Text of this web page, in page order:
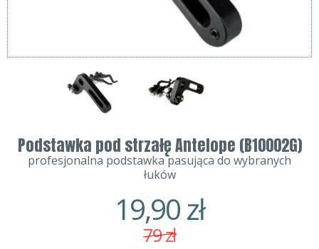
Podstawka pod strzałę Antelope (B10002G)
profesjonalna podstawka pasująca do wybranych
łuków
19,90zł
79zł